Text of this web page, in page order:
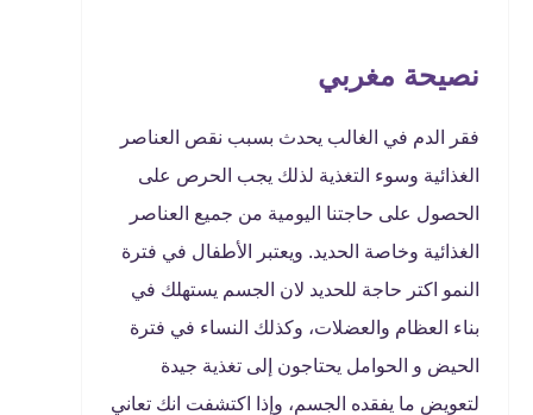
نصيحة مغربي
فقر الدم في الغالب يحدث بسبب نقص العناصر
الغذائية وسوء التغذية لذلك يجب الحرص على
الحصول على حاجتنا اليومية من جميع العناصر
الغذائية وخاصة الحديد. ويعتبر الأطفال في فترة
النمو اكتر حاجة للحديد لان الجسم يستهلك في
بناء العظام والعضلات، وكذلك النساء في فترة
الحيض و الحوامل يحتاجون إلى تغذية جيدة
لتعويض ما يفقده الجسم، وإذا اكتشفت انك تعاني